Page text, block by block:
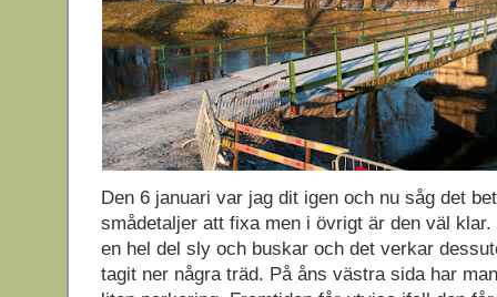
Den 6 januari var jag dit igen och nu såg det
smådetaljer att fixa men i övrigt är den väl
en hel del sly och buskar och det verkar
tagit ner några träd. På åns västra sida har